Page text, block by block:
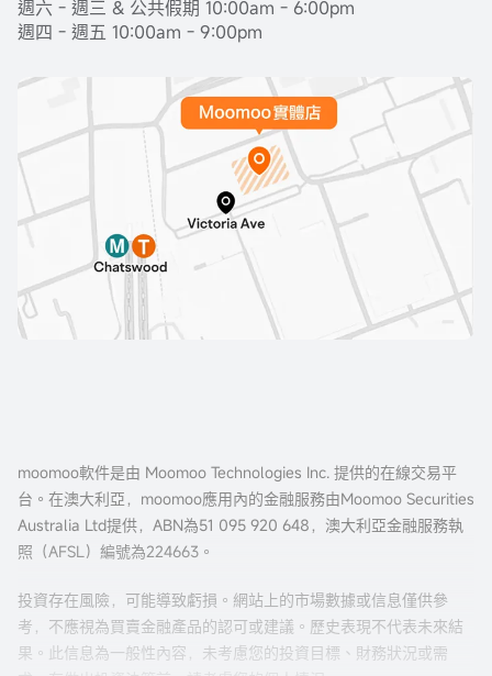
週六 - 週三 & 公共假期 10:00am - 6:00pm
週四 - 週五 10:00am - 9:00pm
moomoo軟件是由 Moomoo Technologies Inc. 提供的在線交易平
台。在澳大利亞，moomoo應用內的金融服務由Moomoo Securities
Australia Ltd提供，ABN為51 095 920 648，澳大利亞金融服務執
照（AFSL）編號為224663。
投資存在風險，可能導致虧損。網站上的市場數據或信息僅供參
考，不應視為買賣金融產品的認可或建議。歷史表現不代表未來結
果。此信息為一般性內容，未考慮您的投資目標、財務狀況或需